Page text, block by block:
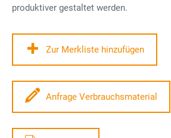
produktiver gestaltet werden.
Zur Merkliste hinzufügen
Anfrage Verbrauchsmaterial